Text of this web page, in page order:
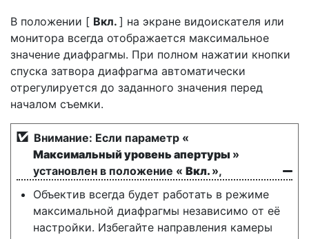
В положении [ Вкл. ] на экране видоискателя или
монитора всегда отображается максимальное
значение диафрагмы. При полном нажатии кнопки
спуска затвора диафрагма автоматически
отрегулируется до заданного значения перед
началом съемки.
Внимание: Если параметр «
Максимальный уровень апертуры »
установлен в положение « Вкл. »,
Объектив всегда будет работать в режиме
максимальной диафрагмы независимо от её
настройки. Избегайте направления камеры